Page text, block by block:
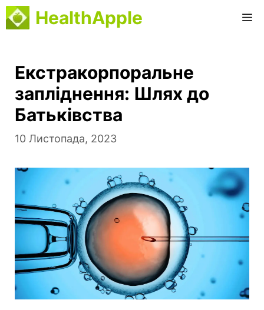
Перейти
до
HealthApple
Екстракорпоральне
запліднення: Шлях до
Батьківства
10 Листопада, 2023